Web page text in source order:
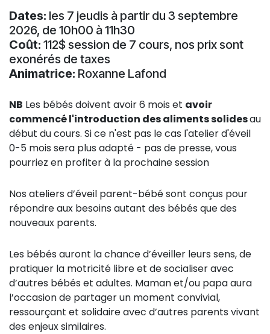
Dates: les 7 jeudis à partir du 3 septembre
2026, de 10h00 à 11h30
Coût: 112$ session de 7 cours, nos prix sont
exonérés de taxes
Animatrice: Roxanne Lafond
NB Les bébés doivent avoir 6 mois et avoir
commencé l'introduction des aliments solidesau
début du cours. Si ce n'est pas le cas l'atelier d'éveil
0-5 mois sera plus adapté - pas de presse, vous
pourriez en profiter à la prochaine session
Nos ateliers d’éveil parent-bébé sont conçus pour
répondre aux besoins autant des bébés que des
nouveaux parents.
Les bébés auront la chance d’éveiller leurs sens, de
pratiquer la motricité libre et de socialiser avec
d’autres bébés et adultes. Maman et/ou papa aura
l’occasion de partager un moment convivial,
ressourçant et solidaire avec d’autres parents vivant
des enjeux similaires.